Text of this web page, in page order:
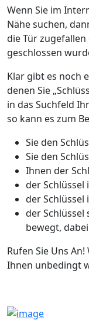
Wenn Sie im
Nähe suchen,
die Tür
geschlossen
Klar gibt es noch
denen Sie
in das Suchfeld
so kann es zum
Sie den
Sie den
Ihnen der
der Schlüssel
der Schlüssel
der Schlüssel
bewegt,
Rufen Sie Uns
Ihnen unbedingt